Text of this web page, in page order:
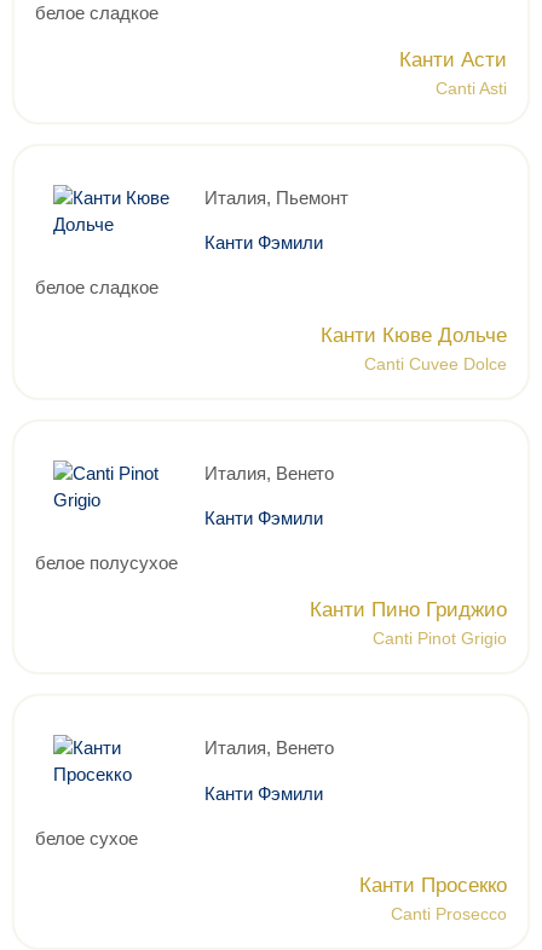
белое сладкое
Канти Асти
Canti Asti
Италия, Пьемонт
Канти Фэмили
белое сладкое
Канти Кюве Дольче
Canti Cuvee Dolce
Италия, Венето
Канти Фэмили
белое полусухое
Канти Пино Гриджио
Canti Pinot Grigio
Италия, Венето
Канти Фэмили
белое сухое
Канти Просекко
Canti Prosecco